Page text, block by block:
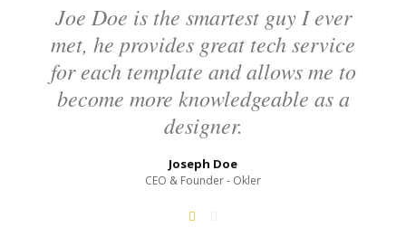
Joe Doe is the smartest guy I ever
met, he provides great tech service
for each template and allows me to
become more knowledgeable as a
designer.
Joseph Doe
CEO & Founder - Okler